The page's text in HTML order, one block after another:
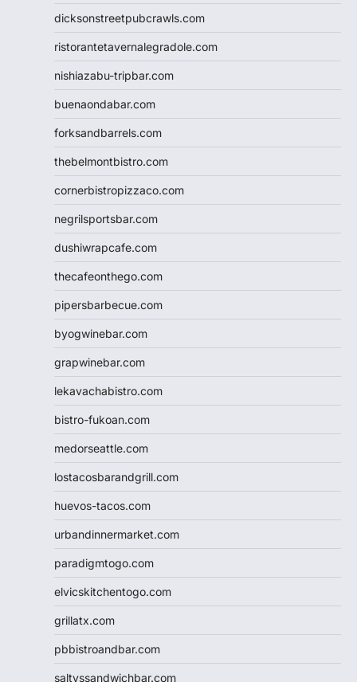
dicksonstreetpubcrawls.com
ristorantetavernalegradole.com
nishiazabu-tripbar.com
buenaondabar.com
forksandbarrels.com
thebelmontbistro.com
cornerbistropizzaco.com
negrilsportsbar.com
dushiwrapcafe.com
thecafeonthego.com
pipersbarbecue.com
byogwinebar.com
grapwinebar.com
lekavachabistro.com
bistro-fukoan.com
medorseattle.com
lostacosbarandgrill.com
huevos-tacos.com
urbandinnermarket.com
paradigmtogo.com
elvicskitchentogo.com
grillatx.com
pbbistroandbar.com
saltyssandwichbar.com